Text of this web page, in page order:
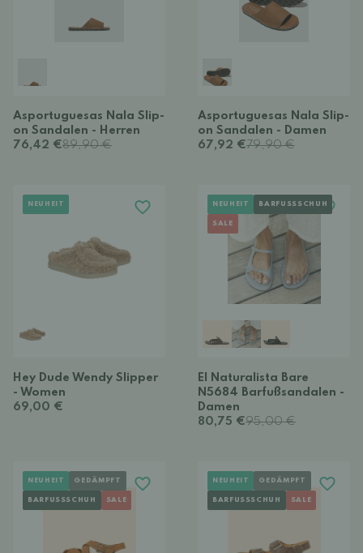
Asportuguesas Nala Slip-
on Sandalen - Herren
76,42 €89,90 €
Asportuguesas Nala Slip-
on Sandalen - Damen
67,92 €79,90 €
NEUHEIT
Hey Dude Wendy Slipper
- Women
69,00 €
NEUHEIT BARFUSSSCHUH
SALE
El Naturalista Bare
N5684 Barfußsandalen -
Damen
80,75 €95,00 €
NEUHEIT GEDÄMPFT
BARFUSSSCHUH SALE
NEUHEIT GEDÄMPFT
BARFUSSSCHUH SALE